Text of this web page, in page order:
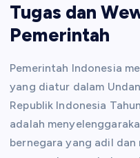
Tugas dan
Pemerintah
Pemerintah Indonesia
yang diatur dalam
Republik Indonesia
adalah
bernegara yang adil